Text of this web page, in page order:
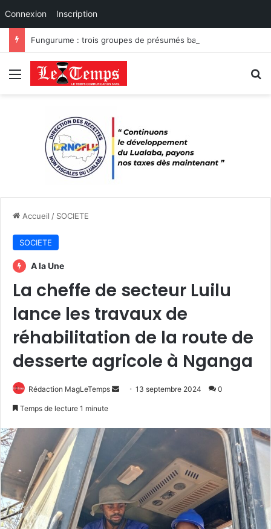
Connexion Inscription
Menu
Accueil / SOCIETE
SOCIETE
A la Une
La cheffe de secteur Luilu
lance les travaux de
réhabilitation de la route de
desserte agricole à Nganga
Rédaction MagLeTemps
Envoyer13 septembre 2024 0
Temps de lecture 1 minute